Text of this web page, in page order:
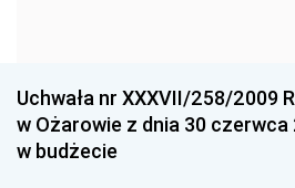
Dziennik Urzędowy Ministra
Społecznej
Uchwała nr XXXVII/258/2009
w Ożarowie z dnia 30 czerwca
w budżecie